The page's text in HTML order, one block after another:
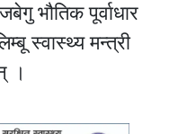
भौतिक पूर्वाधार
स्वास्थ्य मन्त्री
।